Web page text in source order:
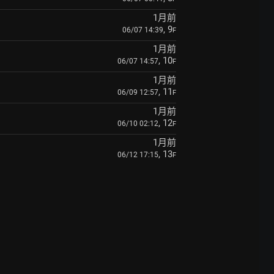
1月前
06/07 14:39, 9F
1月前
06/07 14:57, 10F
1月前
06/09 12:57, 11 F
1月前
06/10 02:12, 12F
1月前
06/12 17:15, 13F